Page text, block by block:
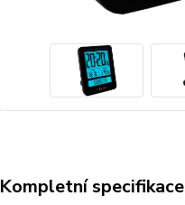
Kompletní specifikace